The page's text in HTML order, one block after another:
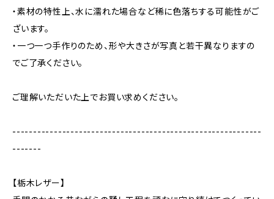
・素材の特性上、水に濡れた場合など稀に色落ちする可能性がご
ざいます。
・一つ一つ手作りのため、形や大きさが写真と若干異なりますの
でご了承ください。
ご理解いただいた上でお買い求めください。
------------------------------------------------------------
-------
【栃木レザー】